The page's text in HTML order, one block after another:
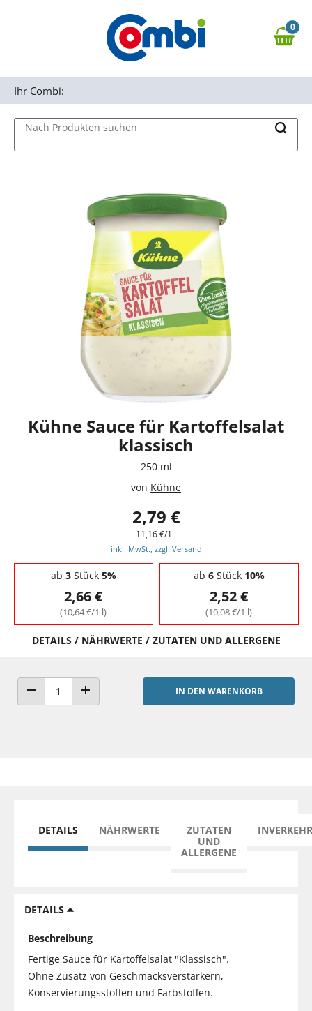
Zur Navigation springen
0,00 €
0
Nach Produkten suchen
Ihr Combi:
Kühne Sauce für Kartoffelsalat
klassisch
250 ml
von Kühne
2,79 €
11,16 €/1 l
inkl. MwSt., zzgl. Versand
Staffelpreise - Mengenrabatt
ab 3Stück 5%
2,66 €
(10,64 €/1 l)
ab 6Stück 10%
2,52 €
(10,08 €/1 l)
DETAILS / NÄHRWERTE / ZUTATEN UND ALLERGENE
ANZAHL VERRINGERNANZAHL ERHÖHEN
IN DEN WARENKORB
DETAILS NÄHRWERTE
ZUTATEN
UND
ALLERGENE
DETAILS
Beschreibung
Fertige Sauce für Kartoffelsalat "Klassisch".
Ohne Zusatz von Geschmacksverstärkern,
Konservierungsstoffen und Farbstoffen.